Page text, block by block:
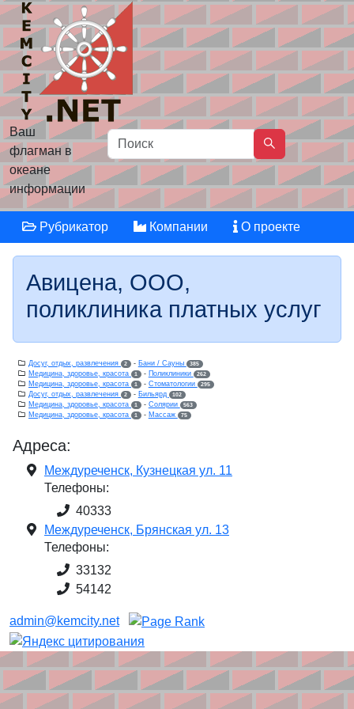
Ваш
флагман в
океане
информации
Рубрикатор Компании О проекте
Авицена, ООО,
поликлиника платных услуг
Досуг, отдых, развлечения 2 - Бани / Сауны 385
Медицина, здоровье, красота 1 - Поликлиники 262
Медицина, здоровье, красота 1 - Стоматологии 295
Досуг, отдых, развлечения 2 - Бильярд 102
Медицина, здоровье, красота 1 - Солярии 563
Медицина, здоровье, красота 1 - Массаж 75
Адреса:
Междуреченск, Кузнецкая ул. 11
Телефоны:
40333
Междуреченск, Брянская ул. 13
Телефоны:
33132
54142
admin@kemcity.net